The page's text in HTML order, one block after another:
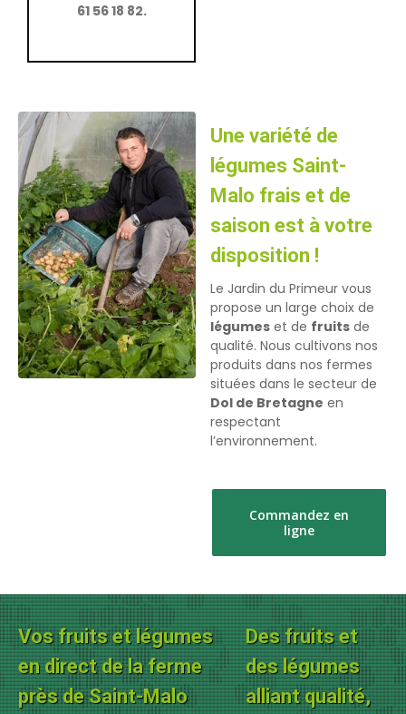
61 56 18 82.
Une variété de
légumes Saint-
Malo frais et de
saison est à votre
disposition !
Le Jardin du Primeur vous
propose un large choix de
légumes et de fruits de
qualité. Nous cultivons nos
produits dans nos fermes
situées dans le secteur de
Dol de Bretagne en
respectant
l’environnement.
Commandez en
ligne
Vos fruits et légumes
en direct de la ferme
près de Saint-Malo
Des fruits et
des légumes
alliant qualité,